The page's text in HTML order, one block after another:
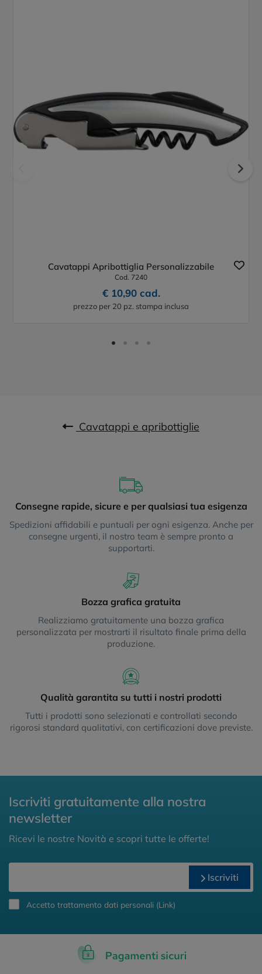
Cavatappi Apribottiglia Personalizzabile
Cod. 7240
€ 10,90 cad.
prezzo per 20 pz. stampa inclusa
Cavatappi e apribottiglie
Consegne rapide, sicure e per qualsiasi tua esigenza
Spedizioni affidabili e puntuali per ogni esigenza. Anche per
consegne urgenti, il nostro team è sempre pronto a
supportarti.
Bozza grafica gratuita
Realizziamo gratuitamente una bozza grafica
personalizzata per mostrarti il risultato finale prima della
produzione.
Qualità garantita su tutti i nostri prodotti
Tutti i prodotti sono selezionati e controllati secondo
rigorosi standard qualitativi, con certificazioni dove previste.
Iscriviti gratuitamente alla nostra
newsletter
Ricevi le nostre Novità e scopri tutte le offerte!
Iscriviti
Accetto trattamento dati personali (Link)